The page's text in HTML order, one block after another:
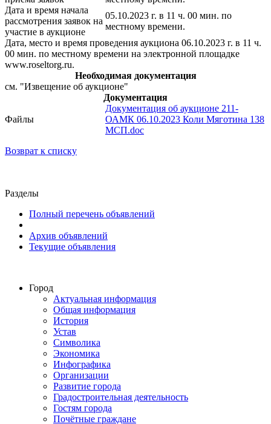
Дата и время начала
рассмотрения заявок на
участие в аукционе
05.10.2023 г. в 11 ч. 00 мин. по
местному времени.
Дата, место и время проведения аукциона 06.10.2023 г. в 11 ч.
00 мин. по местному времени на электронной площадке
www.roseltorg.ru.
Необходимая документация
см. "Извещение об аукционе"
Документация
Файлы
Документация об аукционе 211-
ОАМК 06.10.2023 Коли Мяготина 138
МСП.doc
Возврат к списку
Разделы
Полный перечень объявлений
Архив объявлений
Текущие объявления
Город
Актуальная информация
Общая информация
История
Устав
Символика
Экономика
Инфографика
Организации
Развитие города
Градостроительная деятельность
Гостям города
Почётные граждане